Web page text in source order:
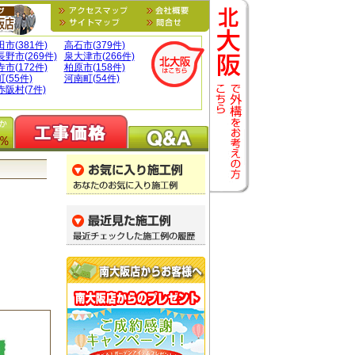
市(381件)
高石市(379件)
野市(269件)
泉大津市(266件)
市(172件)
柏原市(158件)
(55件)
河南町(54件)
阪村(7件)